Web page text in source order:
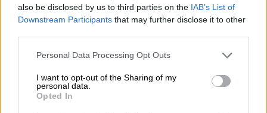
also be disclosed by us to third parties on the IAB’s List of
Downstream Participants that may further disclose it to other
Please note that this website/app uses one or more Google
not limited to your visit or usage behaviour. You may click to
grant or deny consent to Google and its third-party tags to
use your data for below specified purposes in below Google
Personal Data Processing Opt Outs
I want to opt-out of the Sharing of my
personal data.
Opted In
🚨UNCONFIRMED: Initial reports
from Iran indicate the successful
targeting of an American helicopter
during search operations of downed
F-15 fighter jet earlier today.
pic.twitter.com/vhZvAn7ZsJ